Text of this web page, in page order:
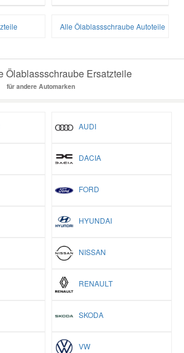
Alle Ölablassschraube Autoteile
Ölablassschraube Ersatzteile
für andere Automarken
AUDI
DACIA
FORD
HYUNDAI
NISSAN
RENAULT
SKODA
VW